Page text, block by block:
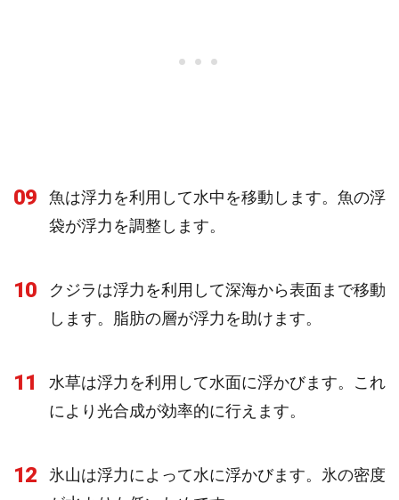
09
魚は浮力を利用して水中を移動します。魚の浮
袋が浮力を調整します。
10
クジラは浮力を利用して深海から表面まで移動
します。脂肪の層が浮力を助けます。
11
水草は浮力を利用して水面に浮かびます。これ
により光合成が効率的に行えます。
12
氷山は浮力によって水に浮かびます。氷の密度